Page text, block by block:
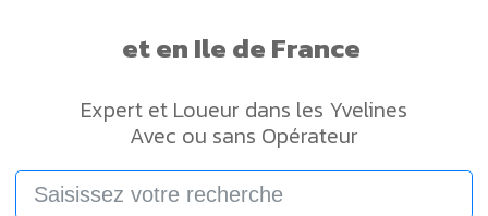
et en Ile de France
Expert et Loueur dans les Yvelines
Avec ou sans Opérateur